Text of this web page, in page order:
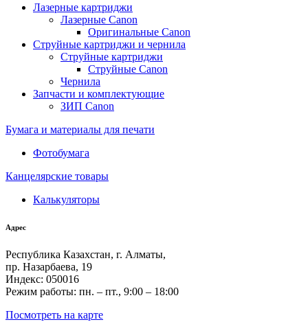
Лазерные картриджи
Лазерные Canon
Оригинальные Canon
Струйные картриджи и чернила
Струйные картриджи
Струйные Canon
Чернила
Запчасти и комплектующие
ЗИП Canon
Бумага и материалы для печати
Фотобумага
Канцелярские товары
Калькуляторы
Адрес
Республика Казахстан, г. Алматы,
пр. Назарбаева, 19
Индекс: 050016
Режим работы: пн. – пт., 9:00 – 18:00
Посмотреть на карте